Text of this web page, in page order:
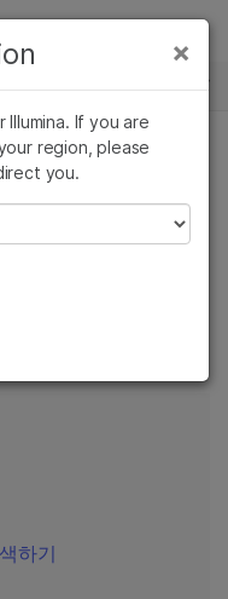
는 이
않습니다.
하기
×
If you are
region, please
you.
×
임상 종양학 연구
생식 보건 연구
연구